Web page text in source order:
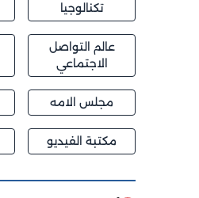
تكنالوجيا
عالم التواصل
الاجتماعي
مجلس الامه
مكتبة الفيديو